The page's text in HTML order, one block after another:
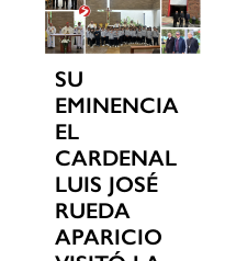
SU
EMINENCIA
EL
CARDENAL
LUIS JOSÉ
RUEDA
APARICIO